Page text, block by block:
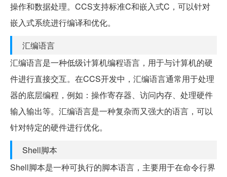
操作和数据处理。CCS支持标准C和嵌入式C，可以针对
嵌入式系统进行编译和优化。
汇编语言
汇编语言是一种低级计算机编程语言，用于与计算机的硬
件进行直接交互。在CCS开发中，汇编语言通常用于处理
器的底层编程，例如：操作寄存器、访问内存、处理硬件
输入输出等。汇编语言是一种复杂而又强大的语言，可以
针对特定的硬件进行优化。
Shell脚本
Shell脚本是一种可执行的脚本语言，主要用于在命令行界